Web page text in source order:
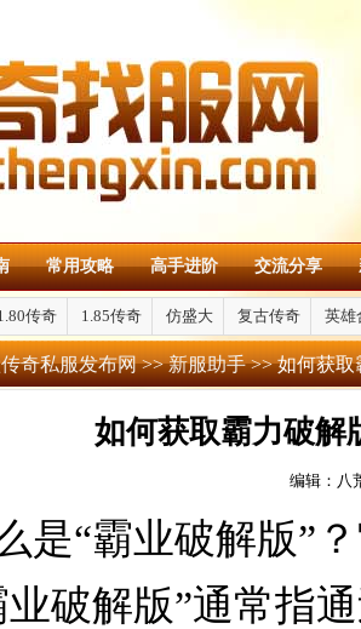
常用攻略 高手进阶 交流分享
传奇 1.85传奇 仿盛大 复古传奇 英雄
奇私服发布网>>新服助手>> 如何获取
如何获取霸力破解
编辑：八
是“霸业破解版”
业破解版”通常指